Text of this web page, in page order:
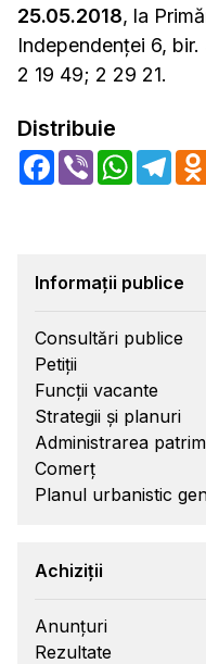
25.05.2018, la
Independenței 6,
2 19 49; 2 29 21.
Distribuie
Facebook
Viber
Informații publice
Consultări publice
Petiții
Funcții vacante
Strategii și planuri
Administrarea
Comerț
Planul urbanistic
Achiziții
Anunțuri
Rezultate